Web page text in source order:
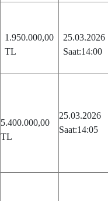
1.950.000,00
TL
25.03.2026
Saat:14:00
5.400.000,00
TL
25.03.2026
Saat:14:05